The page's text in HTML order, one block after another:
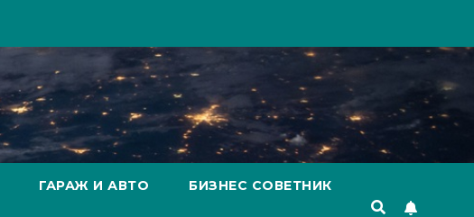
ГАРАЖ И АВТО БИЗНЕС СОВЕТНИК